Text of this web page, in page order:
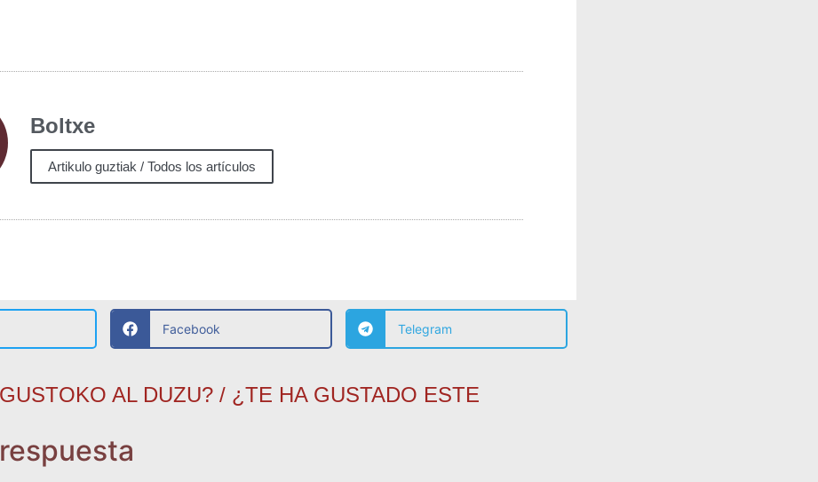
Boltxe
Artikulo guztiak / Todos los artículos
Facebook Telegram
AL DUZU? / ¿TE HA GUSTADO ESTE